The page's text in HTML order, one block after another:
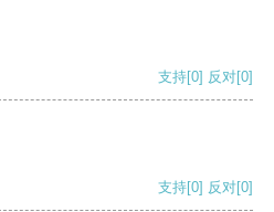
支持[0] 反对[0]
支持[0] 反对[0]